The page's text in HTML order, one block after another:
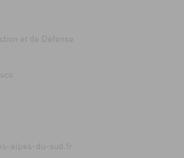
et de Défense
alpes-du-sud.fr